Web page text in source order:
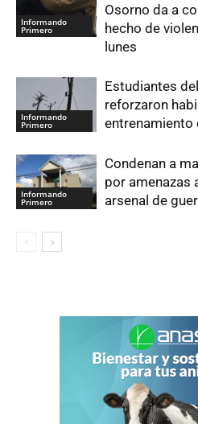
Informando
Primero
Osorno da a
hecho de
lunes
Informando
Primero
Estudiantes
reforzaron
entrenamiento
Informando
Primero
Condenan a
por amenazas
arsenal de